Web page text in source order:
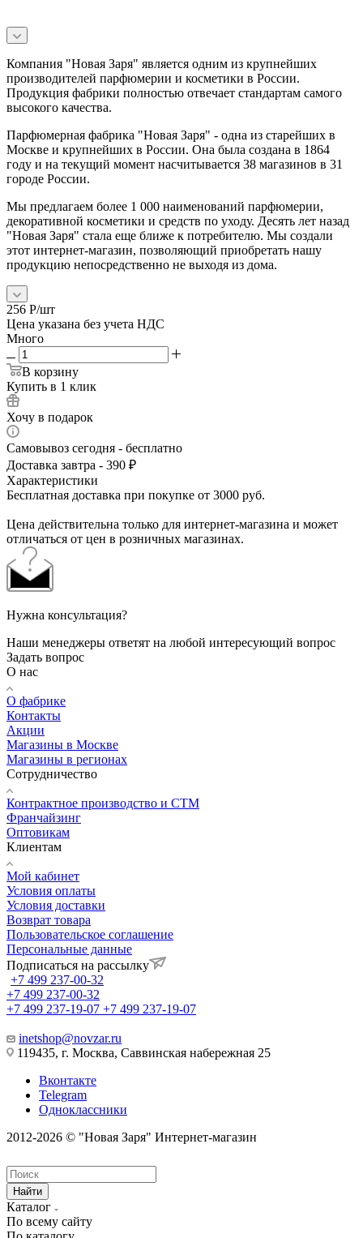
Компания "Новая Заря" является одним из крупнейших
производителей парфюмерии и косметики в России.
Продукция фабрики полностью отвечает стандартам самого
высокого качества.
Парфюмерная фабрика "Новая Заря" - одна из старейших в
Москве и крупнейших в России. Она была создана в 1864
году и на текущий момент насчитывается 38 магазинов в 31
городе России.
Мы предлагаем более 1 000 наименований парфюмерии,
декоративной косметики и средств по уходу. Десять лет назад
"Новая Заря" стала еще ближе к потребителю. Мы создали
этот интернет-магазин, позволяющий приобретать нашу
продукцию непосредственно не выходя из дома.
256 Р/шт
Цена указана без учета НДС
Много
В корзину
Купить в 1 клик
Хочу в подарок
Самовывоз сегодня - бесплатно
Доставка завтра - 390 ₽
Характеристики
Бесплатная доставка при покупке от 3000 руб.
Цена действительна только для интернет-магазина и может
отличаться от цен в розничных магазинах.
Нужна консультация?
Наши менеджеры ответят на любой интересующий вопрос
Задать вопрос
О нас
О фабрике
Контакты
Акции
Магазины в Москве
Магазины в регионах
Сотрудничество
Контрактное производство и СТМ
Франчайзинг
Оптовикам
Клиентам
Мой кабинет
Условия оплаты
Условия доставки
Возврат товара
Пользовательское соглашение
Персональные данные
Подписаться на рассылку
+7 499 237-00-32
+7 499 237-00-32
+7 499 237-19-07 +7 499 237-19-07
inetshop@novzar.ru
119435, г. Москва, Саввинская набережная 25
Вконтакте
Telegram
Одноклассники
2012-2026 © "Новая Заря" Интернет-магазин
Найти
Каталог
По всему сайту